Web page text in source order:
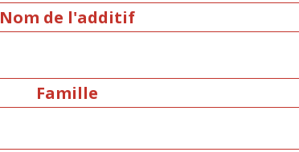
Nom de l'additif
Famille